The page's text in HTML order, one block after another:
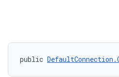
public